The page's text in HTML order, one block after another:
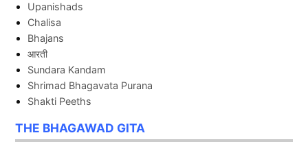
Upanishads
Chalisa
Bhajans
आरती
Sundara Kandam
Shrimad Bhagavata Purana
Shakti Peeths
THE BHAGAWAD GITA